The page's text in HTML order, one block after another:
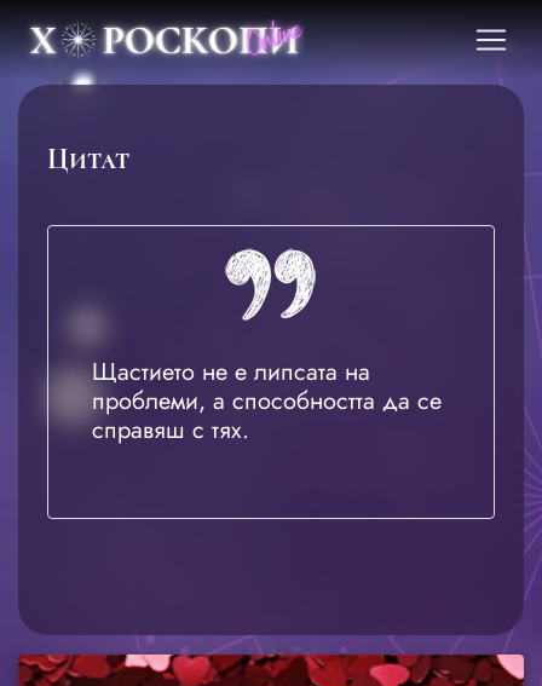
Цитат
Щастието не е липсата на
проблеми, а способността да се
справяш с тях.